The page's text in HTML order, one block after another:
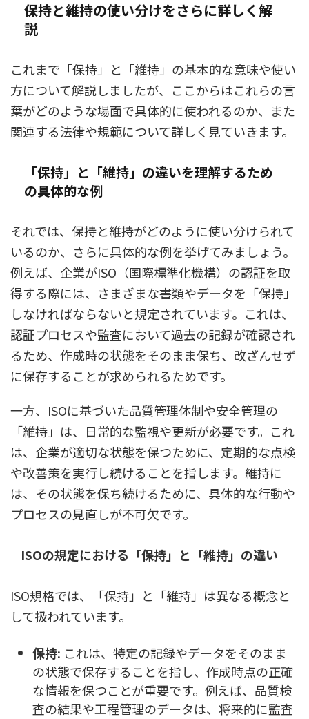
保持と維持の使い分けをさらに詳しく解
説
これまで「保持」と「維持」の基本的な意味や使い
方について解説しましたが、ここからはこれらの言
葉がどのような場面で具体的に使われるのか、また
関連する法律や規範について詳しく見ていきます。
「保持」と「維持」の違いを理解するため
の具体的な例
それでは、保持と維持がどのように使い分けられて
いるのか、さらに具体的な例を挙げてみましょう。
例えば、企業がISO（国際標準化機構）の認証を取
得する際には、さまざまな書類やデータを「保持」
しなければならないと規定されています。これは、
認証プロセスや監査において過去の記録が確認され
るため、作成時の状態をそのまま保ち、改ざんせず
に保存することが求められるためです。
一方、ISOに基づいた品質管理体制や安全管理の
「維持」は、日常的な監視や更新が必要です。これ
は、企業が適切な状態を保つために、定期的な点検
や改善策を実行し続けることを指します。維持に
は、その状態を保ち続けるために、具体的な行動や
プロセスの見直しが不可欠です。
ISOの規定における「保持」と「維持」の違い
ISO規格では、「保持」と「維持」は異なる概念と
して扱われています。
保持: これは、特定の記録やデータをそのまま
の状態で保存することを指し、作成時点の正確
な情報を保つことが重要です。例えば、品質検
査の結果や工程管理のデータは、将来的に監査